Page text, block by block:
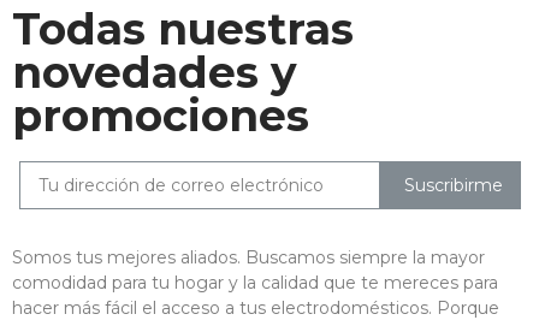
Todas nuestras
novedades y
promociones
Suscribirme
Somos tus mejores aliados. Buscamos siempre la mayor
comodidad para tu hogar y la calidad que te mereces para
hacer más fácil el acceso a tus electrodomésticos. Porque